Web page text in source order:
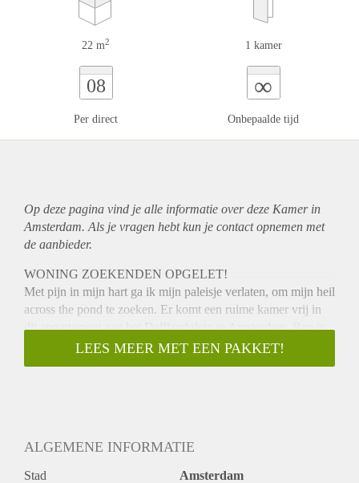
22 m2 1 kamer
08
Per direct
∞
Onbepaalde tijd
Op deze pagina vind je alle informatie over deze Kamer in
Amsterdam. Als je vragen hebt kun je contact opnemen met
de aanbieder.
WONING ZOEKENDEN OPGELET!
Met pijn in mijn hart ga ik mijn paleisje verlaten, om mijn heil
across the pond te zoeken. Er komt een ruime kamer vrij in
dit appartement aan het Delflandplein te Amsterdam. Ben je
al een flinke tijd op zoek naar een ruim en leefbaar
appartement in Amsterdam maar is het je tot heden niet gelukt
verwachten. (Op korte en slappe verhalen word niet
gereageerd
LEES MEER MET EEN PAKKET!
ALGEMENE INFORMATIE
Stad Amsterdam